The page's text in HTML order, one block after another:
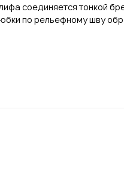
соединяется тонкой
по рельефному шву